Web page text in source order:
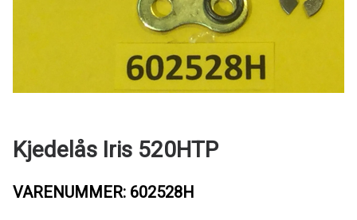
Kjedelås Iris 520HTP
VARENUMMER: 602528H